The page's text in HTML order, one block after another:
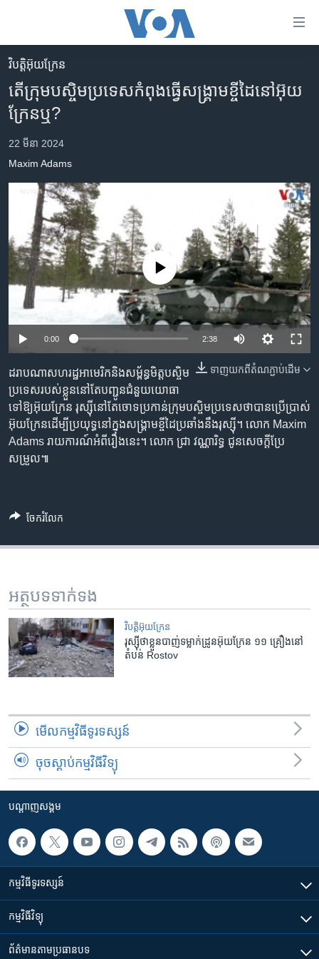
គេហទំព័រ​
ទាក់ទង
រំលង​
និង​
ទៅ​​
ទំព័រ​
ព័ត៌មាន​​
រំលង​
និង​
ចូល​
ទៅ​
សម្ព័ន្ធ​
រំលង​
និង​
ចូល​
ទៅ​
កាន់​
ទំព័រ​
ស្វែង​
កម្ពុជា
អន្តរជាតិ
អាមេរិក
កម្ពុជាច្នៃប្រតិដ្ឋ
ព្រឹត្តិការណ៍ព័ត៌មាន
ទូរទស្សន៍ / វីដេអូ​
វិទ្យុ / ផតខាសថ៍
កម្មវិធីទាំងអស់
Khmer English
បណ្តាញ​សង្គម
ភាសា
វិបត្តិអ៊ុយក្រែន
តើ​ក្រុម​បស្ចិម​ប្រទេស​កំពុង​ធ្វើ​សង្គ្រាម​ខ្ចីដៃ​នៅ​អ៊ុយ
ក្រែន​ឬ?
22 មីនា 2024
Maxim Adams
No media source currently available
0:00 2:38
ទាញ​យក​ពី​តំណភ្ជាប់​ដើម
ដរាបណាសហរដ្ឋអាមេរិកនិងសម្ព័ន្ធមិត្តបស្ចិម
ប្រទេសរបស់ខ្លួននៅតែបញ្ជូនជំនួយយោធា
ទៅឱ្យអ៊ុយក្រែន រុស្ស៊ីនៅតែចោទប្រកាន់ក្រុមបស្ចិមប្រទេសថាបានប្រើប្រាស់
អ៊ុយក្រែនដើម្បីប្រយុទ្ធនៅក្នុងសង្គ្រាមខ្ចីដៃប្រឆាំងនឹងរុស្ស៊ី។ លោក Maxim
Adams រាយការណ៍អំពីរឿងនេះ។ លោក ជ្រា វណ្ណារិទ្ធ ជូនសេចក្តីប្រែ
សម្រួល៕
ចែករំលែក
អត្ថបទ​ទាក់ទង
វិបត្តិអ៊ុយក្រែន
រុស្ស៊ី​ថា​ខ្លួន​បាញ់​ទម្លាក់​ដ្រូន​អ៊ុយក្រែន ១១ គ្រឿង​នៅ​
តំបន់ Rostov
មើល​កម្មវិធី​ទូរទស្សន៍
ចុចស្តាប់កម្មវិធីវិទ្យុ
បណ្តាញ​សង្គម
កម្មវិធី​ទូរទស្សន៍
កម្មវិធី​វិទ្យុ
ព័ត៌មាន​តាមប្រធានបទ​